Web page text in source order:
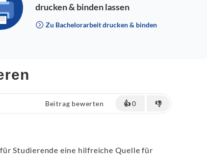
drucken & binden lassen
Zu Bachelorarbeit drucken & binden
Beitrag bewerten 👍0 👎
Studierende eine hilfreiche Quelle für